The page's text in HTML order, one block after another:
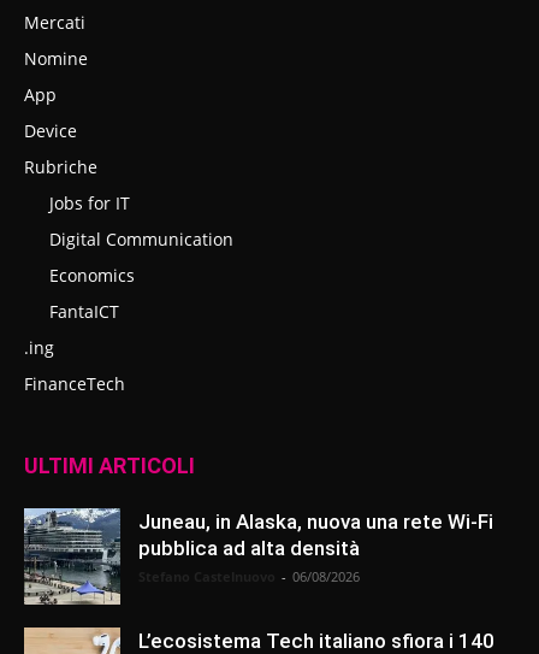
Mercati
Nomine
App
Device
Rubriche
Jobs for IT
Digital Communication
Economics
FantaICT
.ing
FinanceTech
ULTIMI ARTICOLI
Juneau, in Alaska, nuova una rete Wi-Fi
pubblica ad alta densità
- 06/08/2026
L’ecosistema Tech italiano sfiora i 140